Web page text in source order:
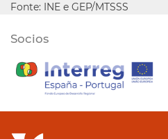
Fonte: INE e GEP/MTSSS
Socios